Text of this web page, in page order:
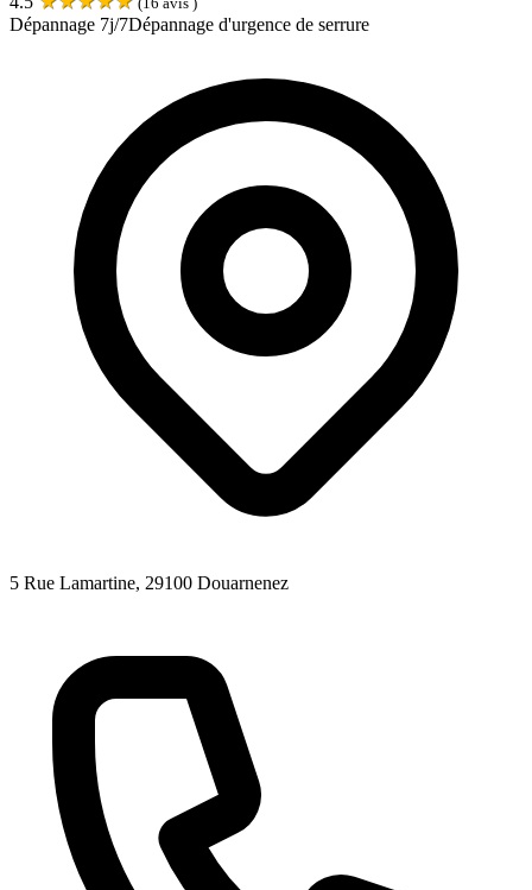
Dépannage 7j/7Dépannage d'urgence de serrure
5 Rue Lamartine, 29100 Douarnenez